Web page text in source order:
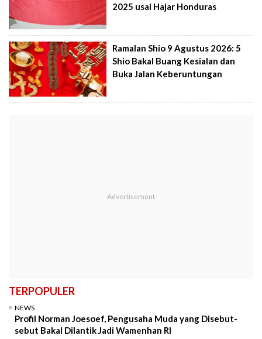
2025 usai Hajar Honduras
Ramalan Shio 9 Agustus 2026: 5
Shio Bakal Buang Kesialan dan
Buka Jalan Keberuntungan
TERPOPULER
NEWS
Profil Norman Joesoef, Pengusaha Muda yang Disebut-
sebut Bakal Dilantik Jadi Wamenhan RI